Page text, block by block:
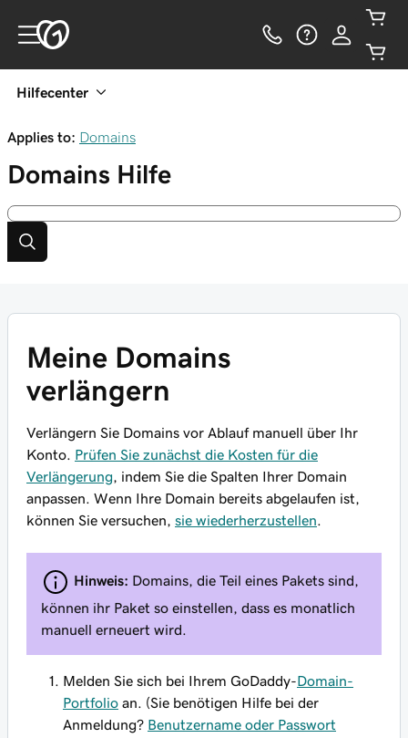
Hilfecenter
Applies to: Domains
Domains Hilfe
Meine Domains
verlängern
Verlängern Sie Domains vor Ablauf manuell über Ihr
Konto. Prüfen Sie zunächst die Kosten für die
Verlängerung , indem Sie die Spalten Ihrer Domain
anpassen. Wenn Ihre Domain bereits abgelaufen ist,
können Sie versuchen, sie wiederherzustellen
Hinweis: Domains, die Teil eines Pakets sind,
können ihr Paket so einstellen, dass es monatlich
manuell erneuert wird.
Melden Sie sich bei Ihrem GoDaddy-Domain-
Portfolio an. (Sie benötigen Hilfe bei der
Anmeldung? Benutzername oder Passwort